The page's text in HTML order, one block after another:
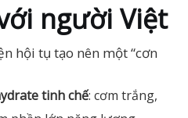
người Việt
hội tụ tạo nên một “cơn
tinh chế: cơm trắng,